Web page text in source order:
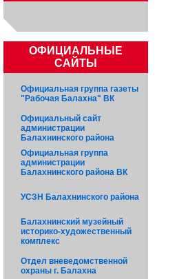
ОФИЦИАЛЬНЫЕ
САЙТЫ
Официальная группа газеты
"Рабочая Балахна" ВК
Официальный сайт
администрации
Балахнинского района
Официальная группа
администрации
Балахнинского района ВК
УСЗН Балахнинского района
Балахнинский музейный
историко-художественный
комплекс
Отдел вневедомственной
охраны г. Балахна